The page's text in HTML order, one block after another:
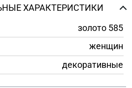
ХАРАКТЕРИСТИКИ
золото 585
женщин
декоративные